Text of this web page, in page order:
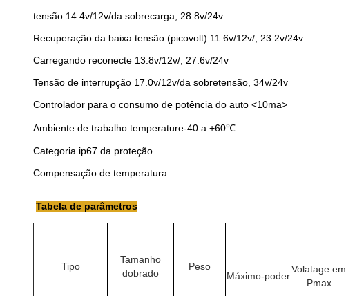
tensão 14.4v/12v/da sobrecarga, 28.8v/24v
Recuperação da baixa tensão (picovolt) 11.6v/12v/, 23.2v/24v
Carregando reconecte 13.8v/12v/, 27.6v/24v
Tensão de interrupção 17.0v/12v/da sobretensão, 34v/24v
Controlador para o consumo de potência do auto <10ma>
Ambiente de trabalho temperature-40 a +60℃
Categoria ip67 da proteção
Compensação de temperatura
Tabela de parâmetros
Tipo
Tamanho
dobrado
Peso
Máximo-poder
Volatage em
Pmax